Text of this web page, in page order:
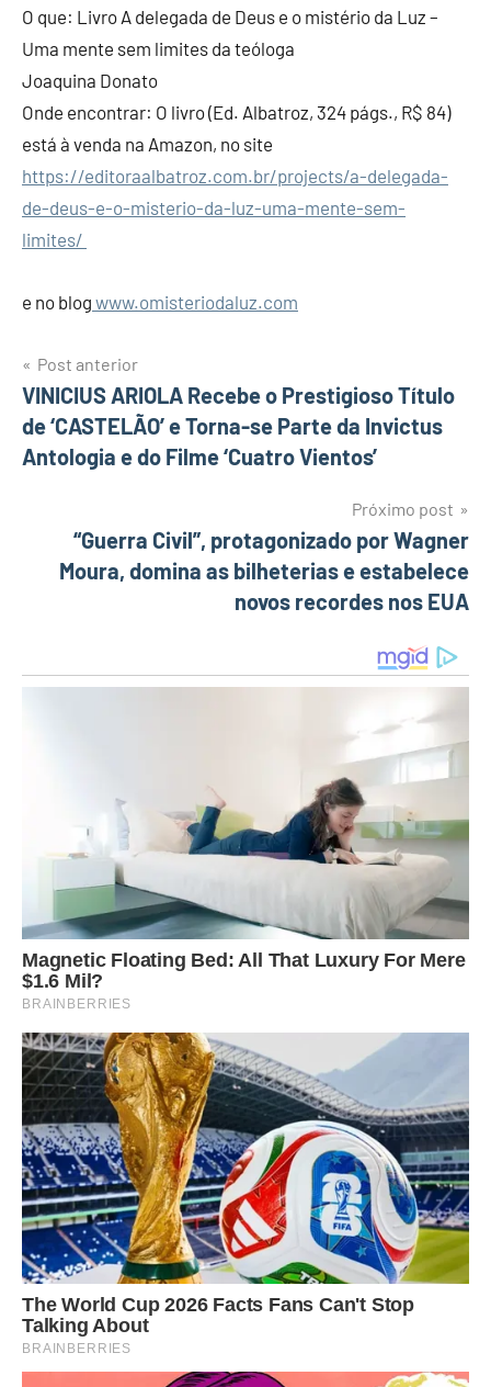
O que: Livro A delegada de Deus e o mistério da Luz –
Uma mente sem limites da teóloga
Joaquina Donato
Onde encontrar: O livro (Ed. Albatroz, 324 págs., R$ 84)
está à venda na Amazon, no site
https://editoraalbatroz.com.br/projects/a-delegada-
de-deus-e-o-misterio-da-luz-uma-mente-sem-
limites/
e no blog www.omisteriodaluz.com
Navegação
de
Post anterior
VINICIUS ARIOLA Recebe o Prestigioso Título
de ‘CASTELÃO’ e Torna-se Parte da Invictus
Antologia e do Filme ‘Cuatro Vientos’
Próximo post
“Guerra Civil”, protagonizado por Wagner
Moura, domina as bilheterias e estabelece
novos recordes nos EUA